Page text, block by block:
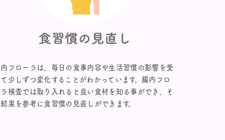
フローラは、毎日の食事内容や生活習慣の影響を受
少しずつ変化することがわかっています。腸内フロ
検査では取り入れると良い食材を知る事ができ、そ
果を参考に食習慣の見直しができます。